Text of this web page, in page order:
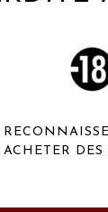
ACHETER